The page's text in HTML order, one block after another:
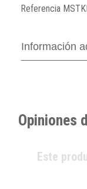
Referencia
Información
Opiniones
Este